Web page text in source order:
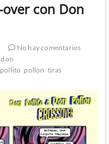
con Don
No hay comentarios
don
pollito pollon tiras